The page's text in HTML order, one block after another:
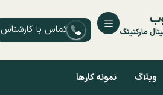
مارکتینگ تماس با کارشناس
وبلاگ نمونه کارها